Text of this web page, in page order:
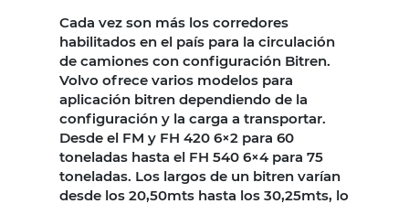
Cada vez son más los corredores
habilitados en el país para la circulación
de camiones con configuración Bitren.
Volvo ofrece varios modelos para
aplicación bitren dependiendo de la
configuración y la carga a transportar.
Desde el FM y FH 420 6×2 para 60
toneladas hasta el FH 540 6×4 para 75
toneladas. Los largos de un bitren varían
desde los 20,50mts hasta los 30,25mts, lo